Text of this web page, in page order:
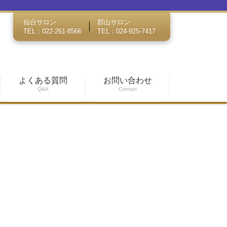
仙台サロン
TEL：022-261-8566
郡山サロン
TEL：024-925-7417
よくある質問
Q&A
お問い合わせ
Contact